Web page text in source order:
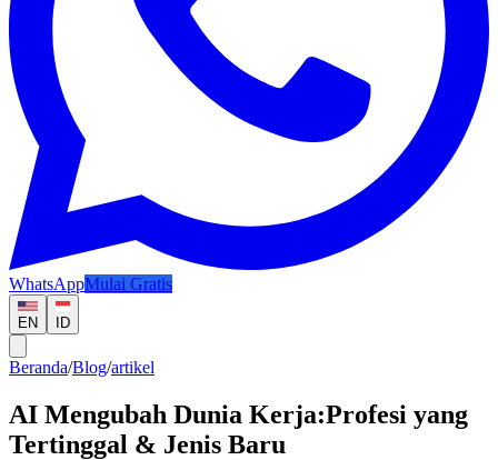
WhatsAppMulai Gratis
EN ID
Beranda/Blog/artikel
AI Mengubah Dunia Kerja:Profesi yang
Tertinggal & Jenis Baru